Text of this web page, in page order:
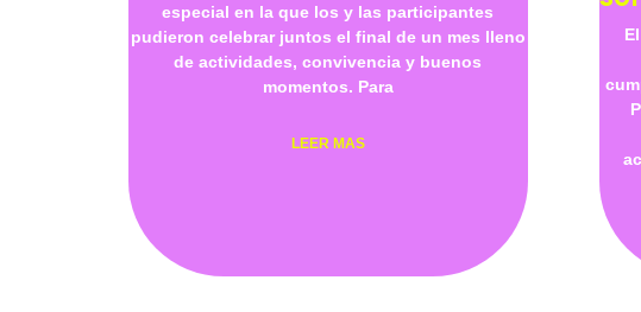
especial en la que los y las participantes
pudieron celebrar juntos el final de un mes lleno
de actividades, convivencia y buenos
momentos. Para
LEER MAS